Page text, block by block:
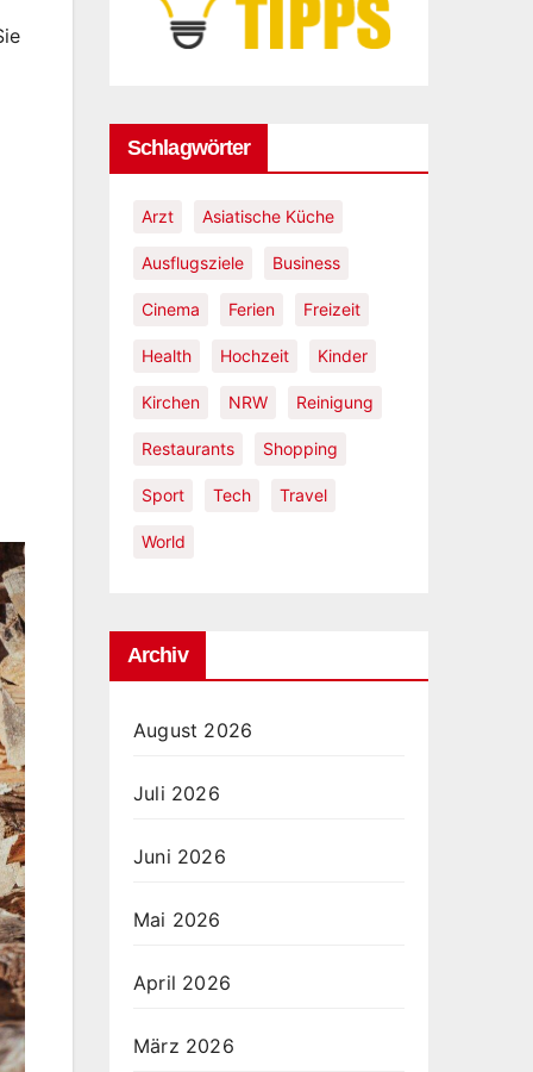
Schlagwörter
Arzt Asiatische Küche
Ausflugsziele Business
Cinema Ferien Freizeit
Health Hochzeit Kinder
Kirchen NRW Reinigung
Restaurants Shopping
Sport Tech Travel
World
Archiv
August 2026
Juli 2026
Juni 2026
Mai 2026
April 2026
März 2026